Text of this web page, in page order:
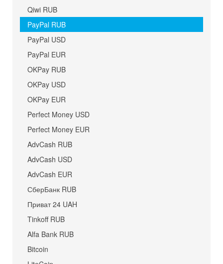
Qiwi RUB
PayPal RUB
PayPal USD
PayPal EUR
OKPay RUB
OKPay USD
OKPay EUR
Perfect Money USD
Perfect Money EUR
AdvCash RUB
AdvCash USD
AdvCash EUR
СберБанк RUB
Приват 24 UAH
Tinkoff RUB
Alfa Bank RUB
Bitcoin